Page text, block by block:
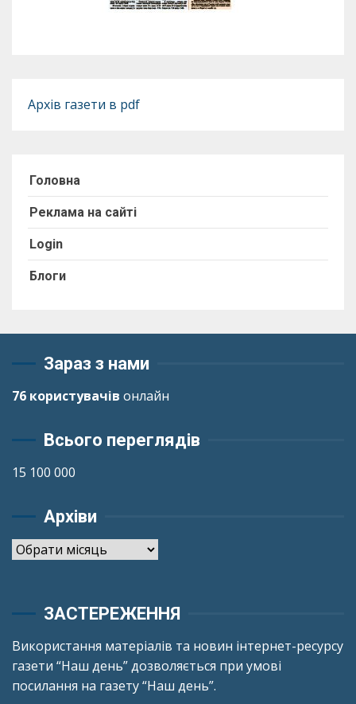
Архів газети в pdf
Головна
Реклама на сайті
Login
Блоги
Зараз з нами
76 користувачів онлайн
Всього переглядів
15 100 000
Архіви
Архіви
ЗАСТЕРЕЖЕННЯ
Використання матеріалів та новин інтернет-ресурсу
газети “Наш день” дозволяється при умові
посилання на газету “Наш день”.